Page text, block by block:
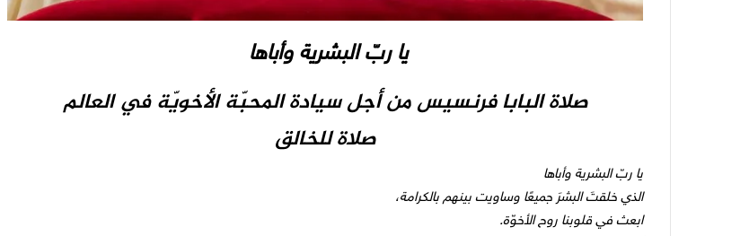
يا ربّ البشرية وأباها
صلاة البابا فرنسيس من أجل سيادة المحبّة الأخويّة في العالم
صلاة للخالق
يا ربّ البشرية وأباها
الذي خلقتَ البشرَ جميعًا وساويت بينهم بالكرامة،
ابعث في قلوبنا روح الأخوّة.